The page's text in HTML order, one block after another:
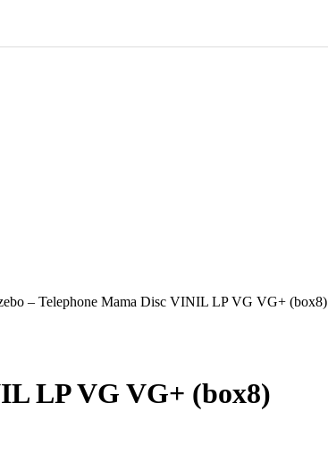
– Telephone Mama Disc VINIL LP VG VG+ (box8)
LP VG VG+ (box8)